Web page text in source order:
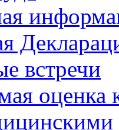
встречи
оценка